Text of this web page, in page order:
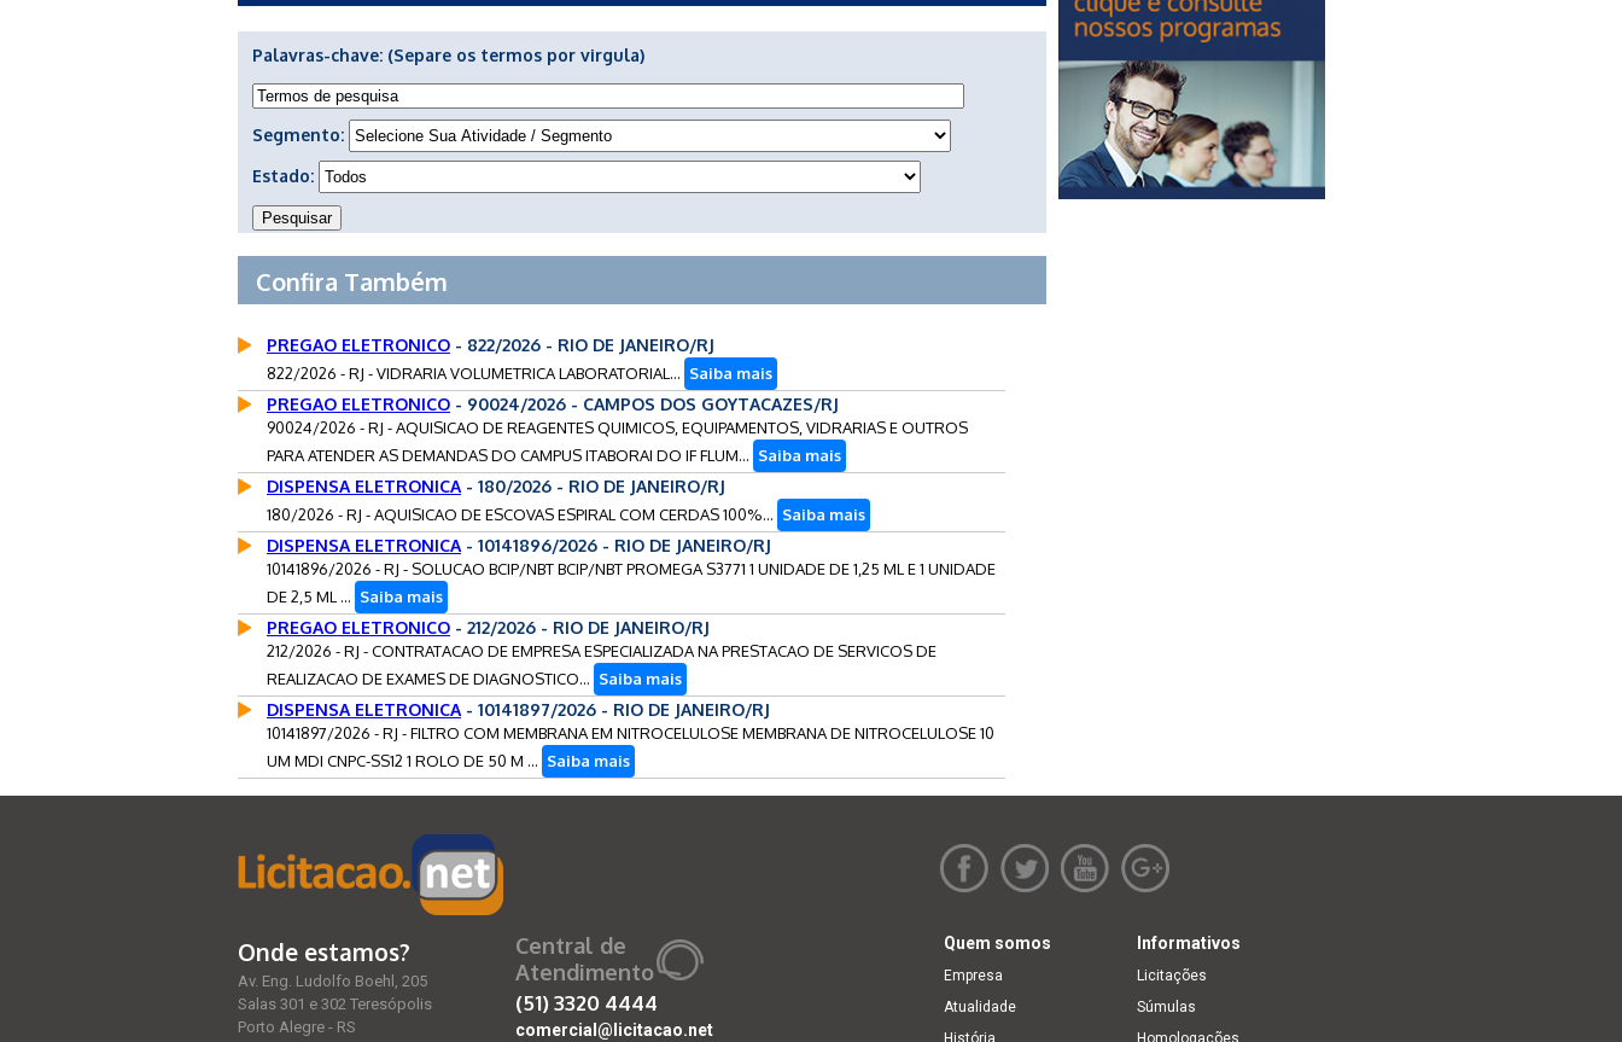
Palavras-chave: (Separe os termos por virgula)
Segmento:
Estado:
Confira Também
PREGAO ELETRONICO - 822/2026 - RIO DE JANEIRO/RJ
822/2026 - RJ - VIDRARIA VOLUMETRICA LABORATORIAL... Saiba mais
PREGAO ELETRONICO - 90024/2026 - CAMPOS DOS GOYTACAZES/RJ
90024/2026 - RJ - AQUISICAO DE REAGENTES QUIMICOS, EQUIPAMENTOS, VIDRARIAS E OUTROS
PARA ATENDER AS DEMANDAS DO CAMPUS ITABORAI DO IF FLUM... Saiba mais
DISPENSA ELETRONICA - 180/2026 - RIO DE JANEIRO/RJ
180/2026 - RJ - AQUISICAO DE ESCOVAS ESPIRAL COM CERDAS 100%... Saiba mais
DISPENSA ELETRONICA - 10141896/2026 - RIO DE JANEIRO/RJ
10141896/2026 - RJ - SOLUCAO BCIP/NBT BCIP/NBT PROMEGA S3771 1 UNIDADE DE 1,25 ML E 1 UNIDADE
DE 2,5 ML ... Saiba mais
PREGAO ELETRONICO - 212/2026 - RIO DE JANEIRO/RJ
212/2026 - RJ - CONTRATACAO DE EMPRESA ESPECIALIZADA NA PRESTACAO DE SERVICOS DE
REALIZACAO DE EXAMES DE DIAGNOSTICO... Saiba mais
DISPENSA ELETRONICA - 10141897/2026 - RIO DE JANEIRO/RJ
10141897/2026 - RJ - FILTRO COM MEMBRANA EM NITROCELULOSE MEMBRANA DE NITROCELULOSE 10
UM MDI CNPC-SS12 1 ROLO DE 50 M ... Saiba mais
Onde estamos?
Av. Eng. Ludolfo Boehl, 205
Salas 301 e 302 Teresópolis
Porto Alegre - RS
Central de
Atendimento
(51)3320 4444
comercial@licitacao.net
Quem somos
Empresa
Atualidade
História
Informativos
Licitações
Súmulas
Homologações